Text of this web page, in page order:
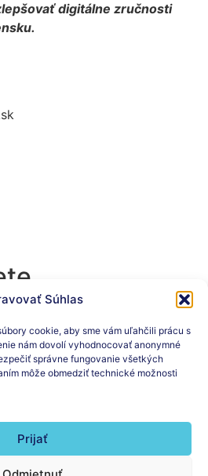
Súhlas
cookie, aby sme vám uľahčili prácu s
nám dovolí vyhodnocovať anonymné
správne fungovanie všetkých
môže obmedziť technické možnosti
Prijať
digitálne zručnosti
nášho